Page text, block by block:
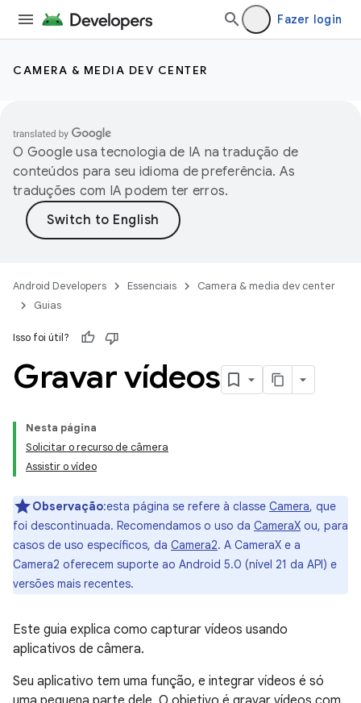
Fazer login
CAMERA & MEDIA DEV CENTER
O Google usa tecnologia de IA na tradução de
conteúdos para seu idioma de preferência. As
traduções com IA podem ter erros.
Android Developers Essenciais
Camera & media dev center
Guias
Isso foi útil?
Gravar vídeos
Nesta página
Solicitar o recurso de câmera
Assistir o vídeo
Observação:esta página se refere à classe Camera, que
foi descontinuada. Recomendamos o uso da CameraX ou, para
casos de uso específicos, da Camera2. A CameraX e a
Camera2 oferecem suporte ao Android 5.0 (nível 21 da API) e
versões mais recentes.
Este guia explica como capturar vídeos usando
aplicativos de câmera.
Seu aplicativo tem uma função, e integrar vídeos é só